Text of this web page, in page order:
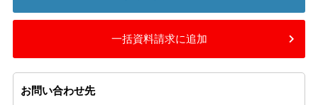
一括資料請求に追加
お問い合わせ先